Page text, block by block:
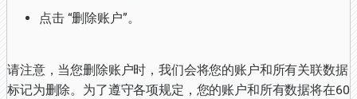
点击 “删除账户”。
请注意，当您删除账户时，我们会将您的账户和所有关联数据
标记为删除。为了遵守各项规定，您的账户和所有数据将在60